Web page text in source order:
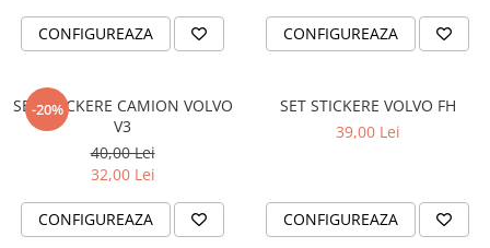
CAR AUDIO
DIVERSE
DRIFT
LOW STICKERS
PARASOLARE
PAUL WALKER STICKER
PENTRU FETE
CONFIGUREAZA CONFIGUREAZA
-20%
SET STICKERE CAMION VOLVO
V3
40,00 Lei
32,00 Lei
CONFIGUREAZA
SET STICKERE VOLVO FH
39,00 Lei
CONFIGUREAZA